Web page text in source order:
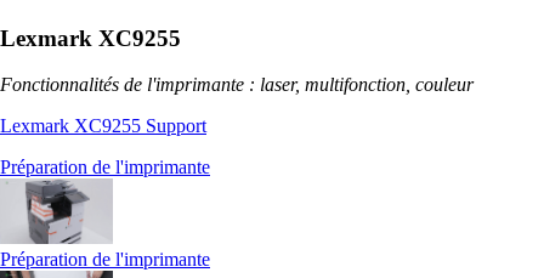
Lexmark XC9255
Fonctionnalités de l'imprimante : laser, multifonction, couleur
Lexmark XC9255 Support
Préparation de l'imprimante
Préparation de l'imprimante